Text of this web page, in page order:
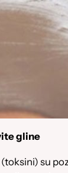
gline
su